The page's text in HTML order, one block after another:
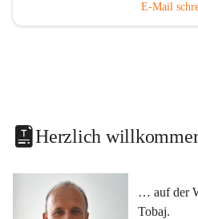
E-Mail
Herzlich
… auf der
Tobaj.